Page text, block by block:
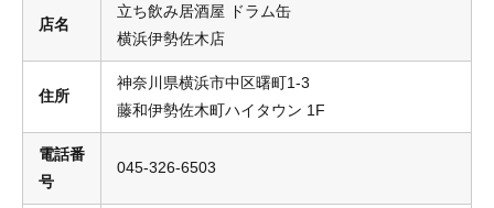
店名
立ち飲み居酒屋 ドラム缶
横浜伊勢佐木店
住所
神奈川県横浜市中区曙町1-3
藤和伊勢佐木町ハイタウン 1F
電話番
号
045-326-6503